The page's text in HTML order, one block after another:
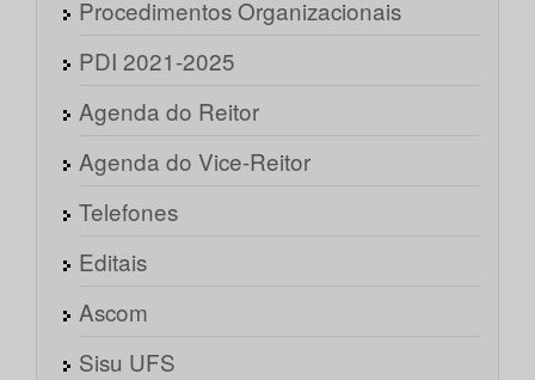
Procedimentos Organizacionais
PDI 2021-2025
Agenda do Reitor
Agenda do Vice-Reitor
Telefones
Editais
Ascom
Sisu UFS